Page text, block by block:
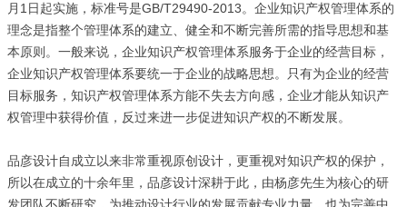
月1日起实施，标准号是GB/T29490-2013。企业知识产权管理体系的
理念是指整个管理体系的建立、健全和不断完善所需的指导思想和基
本原则。一般来说，企业知识产权管理体系服务于企业的经营目标，
企业知识产权管理体系要统一于企业的战略思想。只有为企业的经营
目标服务，知识产权管理体系方能不失去方向感，企业才能从知识产
权管理中获得价值，反过来进一步促进知识产权的不断发展。
品彦设计自成立以来非常重视原创设计，更重视对知识产权的保护，
所以在成立的十余年里，品彦设计深耕于此，由杨彦先生为核心的研